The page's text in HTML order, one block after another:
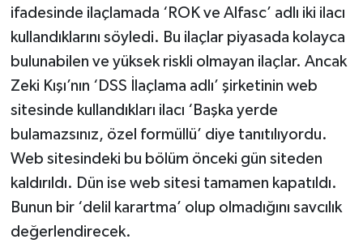
ifadesinde ilaçlamada ‘ROK ve Alfasc’ adlı iki ilacı
kullandıklarını söyledi. Bu ilaçlar piyasada kolayca
bulunabilen ve yüksek riskli olmayan ilaçlar. Ancak
Zeki Kışı’nın ‘DSS İlaçlama adlı’ şirketinin web
sitesinde kullandıkları ilacı ‘Başka yerde
bulamazsınız, özel formüllü’ diye tanıtılıyordu.
Web sitesindeki bu bölüm önceki gün siteden
kaldırıldı. Dün ise web sitesi tamamen kapatıldı.
Bunun bir ‘delil karartma’ olup olmadığını savcılık
değerlendirecek.